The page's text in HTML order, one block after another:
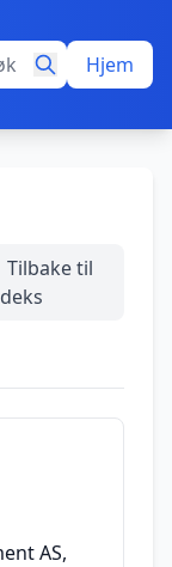
Hjem
til
AS,